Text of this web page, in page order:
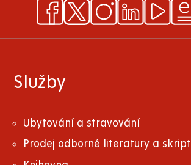
Služby
Ubytování a stravování
Prodej odborné literatury a skript